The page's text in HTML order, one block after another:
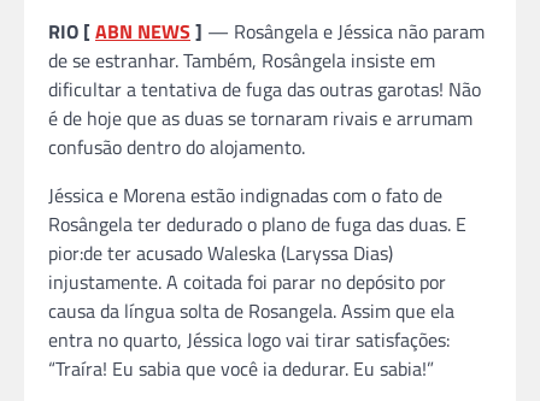
RIO [ABN NEWS ] — Rosângela e Jéssica não param
de se estranhar. Também, Rosângela insiste em
dificultar a tentativa de fuga das outras garotas! Não
é de hoje que as duas se tornaram rivais e arrumam
confusão dentro do alojamento.
Jéssica e Morena estão indignadas com o fato de
Rosângela ter dedurado o plano de fuga das duas. E
pior:de ter acusado Waleska (Laryssa Dias)
injustamente. A coitada foi parar no depósito por
causa da língua solta de Rosangela. Assim que ela
entra no quarto, Jéssica logo vai tirar satisfações:
“Traíra! Eu sabia que você ia dedurar. Eu sabia!”